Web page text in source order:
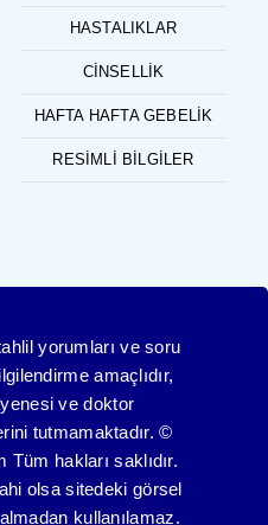
HASTALIKLAR
CINSELLIK
HAFTA HAFTA GEBELIK
RESIMLI BILGILER
yorumları ve soru
amaçlıdır,
ve doktor
tutmamaktadır. ©
Tüm hakları saklıdır.
olsa sitedeki görsel
kullanılamaz.